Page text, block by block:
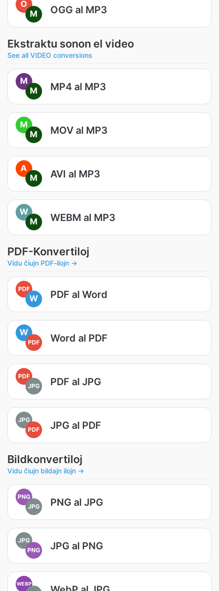
O
M
OGG al MP3
Ekstraktu sonon el video
See all VIDEO conversions
M
M
MP4 al MP3
M
M
MOV al MP3
A
M
AVI al MP3
W
M
WEBM al MP3
PDF-Konvertiloj
Vidu ĉiujn PDF-ilojn →
PDF
W PDF al Word
W
PDF Word al PDF
PDF
JPG
PDF al JPG
JPG
PDF
JPG al PDF
Bildkonvertiloj
Vidu ĉiujn bildajn ilojn →
PNG
JPG
PNG al JPG
JPG
PNG
JPG al PNG
WEBP